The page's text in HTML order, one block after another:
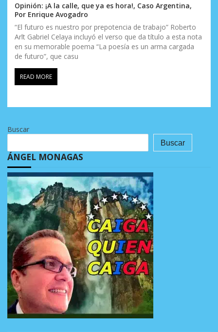
Opinión: ¡A la calle, que ya es hora!, Caso Argentina,
Por Enrique Avogadro
“El futuro es nuestro por prepotencia de trabajo” Roberto
Arlt Gabriel Celaya incluyó el verso que da título a esta nota
en su memorable poema “La poesía es un arma cargada
de futuro”, que casu
READ MORE
Buscar
Buscar
ÁNGEL MONAGAS